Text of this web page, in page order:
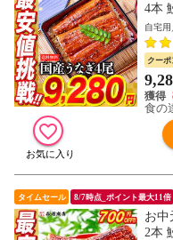
4本
土用
せグ
0円→
自宅用
クーポ
食の
タイムセール 8/7時点_ポイント最大11倍
お中
2本